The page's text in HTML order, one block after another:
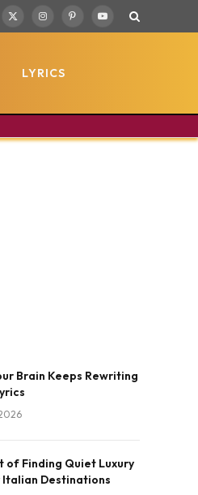
X
InstagramPinterestYouTube
LYRICS
Brain Keeps Rewriting
of Finding Quiet Luxury
Italian Destinations